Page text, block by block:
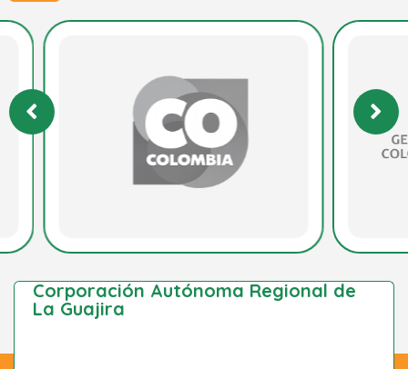
Corporación Autónoma Regional de
La Guajira